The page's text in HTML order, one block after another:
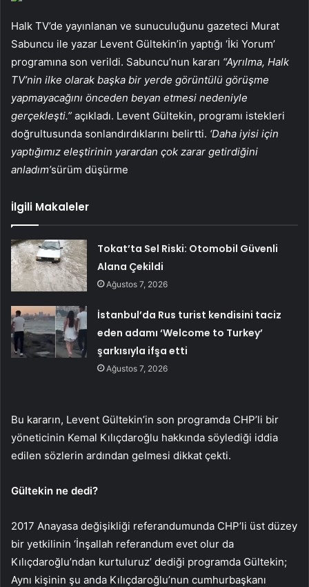
Halk TV’de yayınlanan ve sunuculuğunu gazeteci Murat
Sabuncu ile yazar Levent Gültekin’in yaptığı ‘İki Yorum’
programına son verildi. Sabuncu’nun kararı “Ayrılma, Halk
TV’nin ilke olarak başka bir yerde görüntülü görüşme
yapmayacağını önceden beyan etmesi nedeniyle
gerçekleşti.” açıkladı. Levent Gültekin, programı istekleri
doğrultusunda sonlandırdıklarını belirtti. ‘Daha iyisi için
yaptığımız eleştirinin yarardan çok zarar getirdiğini
anladım’sürüm düşürme
İlgili Makaleler
Tokat’ta Sel Riski: Otomobil Güvenli
Alana Çekildi
Ağustos 7, 2026
İstanbul’da Rus turist kendisini taciz
eden adamı ‘Welcome to Turkey’
şarkısıyla ifşa etti
Ağustos 7, 2026
Bu kararın, Levent Gültekin’in son programda CHP’li bir
yöneticinin Kemal Kılıçdaroğlu hakkında söylediği iddia
edilen sözlerin ardından gelmesi dikkat çekti.
Gültekin ne dedi?
2017 Anayasa değişikliği referandumunda CHP’li üst düzey
bir yetkilinin ‘İnşallah referandum evet olur da
Kılıçdaroğlu’ndan kurtuluruz’ dediği programda Gültekin;
Aynı kişinin şu anda Kılıçdaroğlu’nun cumhurbaşkanı